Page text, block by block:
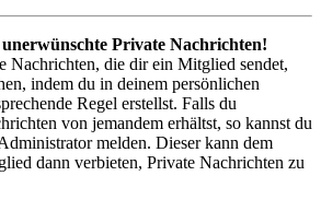
Private Nachrichten!
Nachrichten, die dir ein Mitglied sendet,
indem du in deinem persönlichen
Regel erstellst. Falls du
von jemandem erhältst, so kannst du
melden. Dieser kann dem
dann verbieten, Private Nachrichten zu